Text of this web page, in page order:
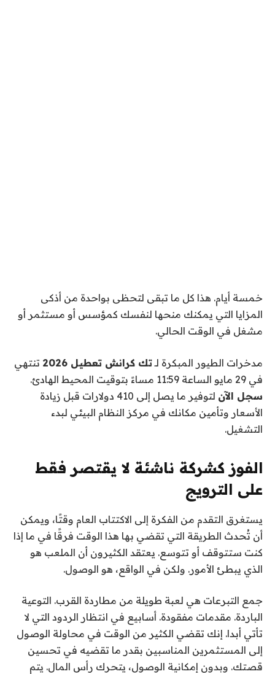
خمسة أيام. هذا كل ما تبقى لتحظى بواحدة من أذكى
المزايا التي يمكنك منحها لنفسك كمؤسس أو مستثمر أو
مشغل في الوقت الحالي.
مدخرات الطيور المبكرة لـتك كرانش تعطيل 2026
تنتهي
في 29 مايو الساعة 11:59 مساءً بتوقيت المحيط الهادئ.
سجل الآن
لتوفير ما يصل إلى 410 دولارات قبل زيادة
الأسعار وتأمين مكانك في مركز النظام البيئي لبدء
التشغيل.
الفوز كشركة ناشئة لا يقتصر فقط
على الترويج
يستغرق التقدم من الفكرة إلى الاكتتاب العام وقتًا، ويمكن
أن تُحدث الطريقة التي تقضي بها هذا الوقت فرقًا في ما إذا
كنت ستتوقف أو تتوسع. يعتقد الكثيرون أن الملعب هو
الذي يبطئ الأمور. ولكن في الواقع، هو الوصول.
جمع التبرعات هي لعبة طويلة من مطاردة القرب. التوعية
الباردة. مقدمات مفقودة. أسابيع في انتظار الردود التي لا
تأتي أبدا. إنك تقضي الكثير من الوقت في محاولة الوصول
إلى المستثمرين المناسبين بقدر ما تقضيه في تحسين
قصتك. وبدون إمكانية الوصول، يتحرك رأس المال. يتم